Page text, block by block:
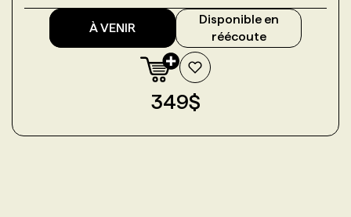
À VENIR
Disponible en
réécoute
349$